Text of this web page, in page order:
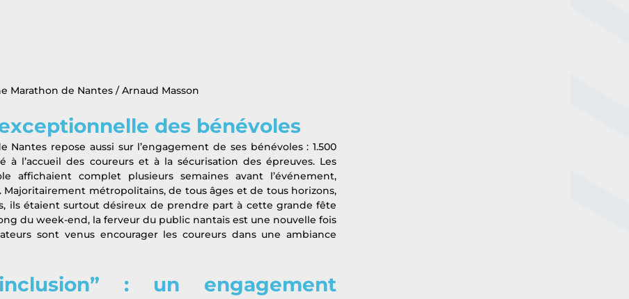
Marathon de Nantes / Arnaud Masson
des bénévoles
Nantes repose aussi sur l’engagement de ses bénévoles : 1.500
l’accueil des coureurs et à la sécurisation des épreuves. Les
affichaient complet plusieurs semaines avant l’événement,
métropolitains, de tous âges et de tous horizons,
ils étaient surtout désireux de prendre part à cette grande fête
du week-end, la ferveur du public nantais est une nouvelle fois
sont venus encourager les coureurs dans une ambiance
: un engagement